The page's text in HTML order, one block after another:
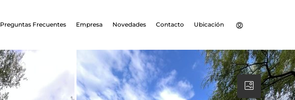
Preguntas Frecuentes Empresa Novedades Contacto Ubicación